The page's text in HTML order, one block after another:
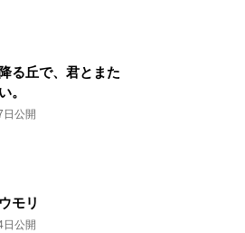
る丘で、君とまた
。
公開
モリ
公開